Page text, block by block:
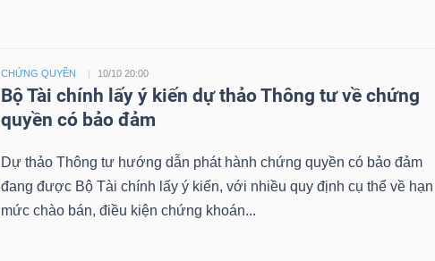
CHỨNG QUYỀN 10/10 20:00
Bộ Tài chính lấy ý kiến dự thảo Thông tư về chứng
quyền có bảo đảm
Dự thảo Thông tư hướng dẫn phát hành chứng quyền có bảo đảm
đang được Bộ Tài chính lấy ý kiến, với nhiều quy định cụ thể về hạn
mức chào bán, điều kiện chứng khoán...